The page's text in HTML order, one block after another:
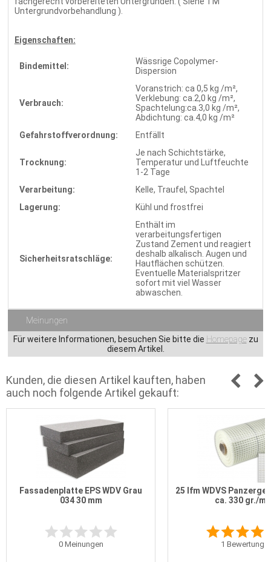
Untergrundvorbehandlung ).
Eigenschaften:
Bindemittel:
Wässrige Copolymer-
Dispersion
Verbrauch:
Voranstrich: ca 0,5 kg /m²,
Verklebung: ca.2,0 kg /m²,
Spachtelung:ca.3,0 kg /m²,
Abdichtung: ca.4,0 kg /m²
Gefahrstoffverordnung:
Entfällt
Trocknung:
Je nach Schichtstärke,
Temperatur und Luftfeuchte
1-2 Tage
Verarbeitung:
Kelle, Traufel, Spachtel
Lagerung:
Kühl und frostfrei
Sicherheitsratschläge:
Enthält im
verarbeitungsfertigen
Zustand Zement und reagiert
deshalb alkalisch. Augen und
Hautflächen schützen.
Eventuelle Materialspritzer
sofort mit viel Wasser
abwaschen.
Meinungen
Für weitere Informationen, besuchen Sie bitte die Homepagezu
diesem Artikel.
Kunden, die diesen Artikel kauften, haben
auch noch folgende Artikel gekauft:
Fassadenplatte EPS WDV Grau
034 30 mm
0Meinungen
25 lfm WDVS
ca. 330 gr./m²
1 Bewertung